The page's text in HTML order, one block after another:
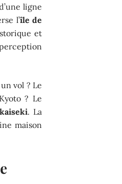
ligne
l’île de
et
vol ? Le
? Le
kaiseki. La
maison